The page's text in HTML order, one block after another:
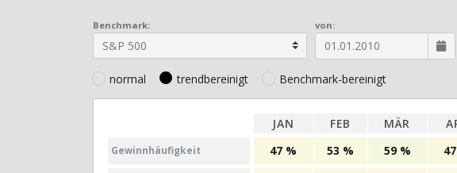
Benchmark: von:
normal trendbereinigt Benchmark-bereinigt
JAN FEB MÄR
Gewinn­häufig­keit 47 % 53 % 59 %